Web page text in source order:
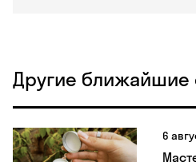
Другие ближайшие
6